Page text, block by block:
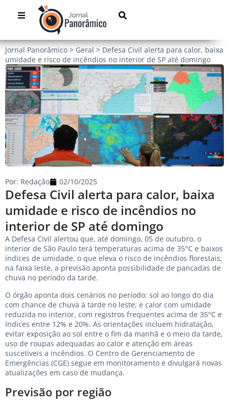
Jornal Panorâmico > Geral > Defesa Civil alerta para calor, baixa
umidade e risco de incêndios no interior de SP até domingo
Defesa Civil alerta para calor, baixa
umidade e risco de incêndios no
interior de SP até domingo
Por: Redação 02/10/2025
A Defesa Civil alertou que, até domingo, 05 de outubro, o
interior de São Paulo terá temperaturas acima de 35°C e baixos
índices de umidade, o que eleva o risco de incêndios florestais;
na faixa leste, a previsão aponta possibilidade de pancadas de
chuva no período da tarde.
O órgão aponta dois cenários no período: sol ao longo do dia
com chance de chuva à tarde no leste; e calor com umidade
reduzida no interior, com registros frequentes acima de 35°C e
índices entre 12% e 20%. As orientações incluem hidratação,
evitar exposição ao sol entre o fim da manhã e o meio da tarde,
uso de roupas adequadas ao calor e atenção em áreas
suscetíveis a incêndios. O Centro de Gerenciamento de
Emergências (CGE) segue em monitoramento e divulgará novas
atualizações em caso de mudança.
Previsão por região